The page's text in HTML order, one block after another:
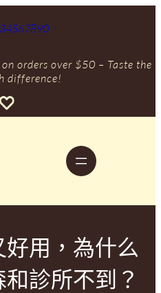
orders over $50 – Taste the
difference!
用，為什么
診所不到？